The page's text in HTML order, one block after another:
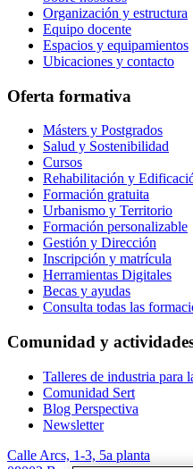
Organización y estructura
Equipo docente
Espacios y equipamientos
Ubicaciones y contacto
Oferta formativa
Másters y Postgrados
Salud y Sostenibilidad
Cursos
Rehabilitación y
Formación gratuita
Urbanismo y Territorio
Formación personalizable
Gestión y Dirección
Inscripción y matrícula
Herramientas Digitales
Becas y ayudas
Consulta todas las
Comunidad y
Talleres de industria para
Comunidad Sert
Blog Perspectiva
Newsletter
Calle Arcs, 1-3, 5a planta